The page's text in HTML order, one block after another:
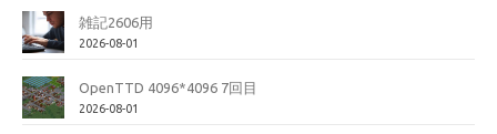
雑記2606用
2026-08-01
OpenTTD 4096*4096 7回目
2026-08-01